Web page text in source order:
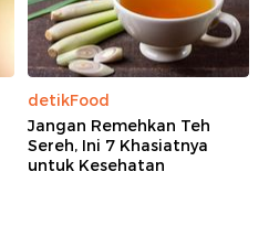
detikFood
Jangan Remehkan Teh
Sereh, Ini 7 Khasiatnya
untuk Kesehatan